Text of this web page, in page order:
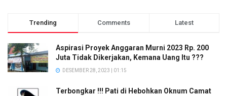
Trending Comments Latest
Aspirasi Proyek Anggaran Murni 2023 Rp. 200
Juta Tidak Dikerjakan, Kemana Uang Itu ???
DESEMBER 28, 2023 | 01:15
Terbongkar !!! Pati di Hebohkan Oknum Camat